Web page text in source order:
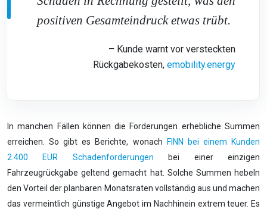
positiven Gesamteindruck etwas trübt.
– Kunde warnt vor versteckten
Rückgabekosten, emobility.energy
In manchen Fällen können die Forderungen erhebliche Summen
erreichen. So gibt es Berichte, wonach
FINN bei einem Kunden
2.400 EUR Schadenforderungen bei einer einzigen
Fahrzeugrückgabe geltend gemacht hat. Solche Summen hebeln
den Vorteil der planbaren Monatsraten vollständig aus und machen
das vermeintlich günstige Angebot im Nachhinein extrem teuer. Es